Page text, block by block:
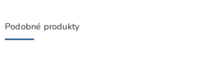
Podobné produkty